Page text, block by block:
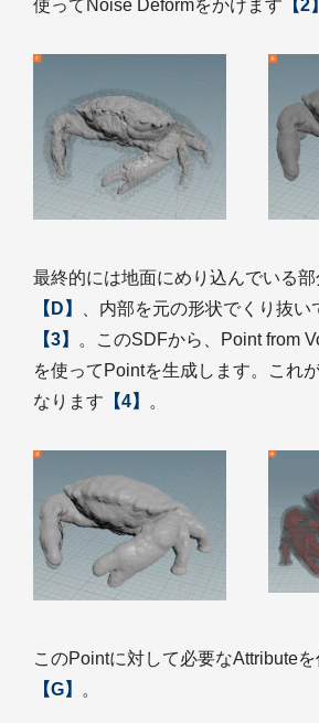
使ってNoise Deformをかけます 【2】
最終的には地面にめり込んでいる部
【D】
、内部を元の形状でくり抜い
【3】
。このSDFから、Point from
を使ってPointを生成します。これ
なります 【4】 。
このPointに対して必要なAttribute
【G】
。